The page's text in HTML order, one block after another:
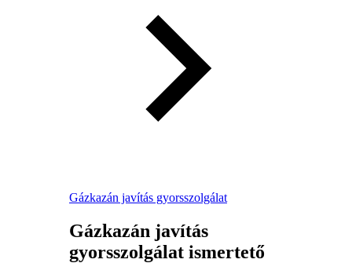
Gázkazán javítás gyorsszolgálat
Gázkazán javítás
gyorsszolgálat ismertető